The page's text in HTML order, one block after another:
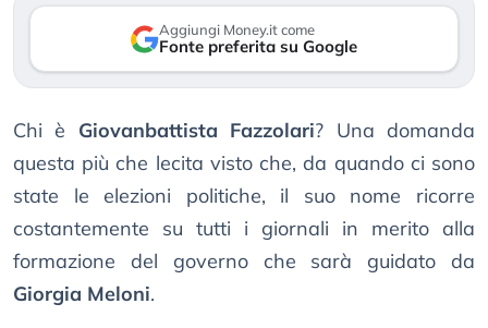
Aggiungi Money.it come
Fonte preferita su Google
Chi è Giovanbattista Fazzolari? Una domanda
questa più che lecita visto che, da quando ci sono
state le elezioni politiche, il suo nome ricorre
costantemente su tutti i giornali in merito alla
formazione del governo che sarà guidato da
Giorgia Meloni.